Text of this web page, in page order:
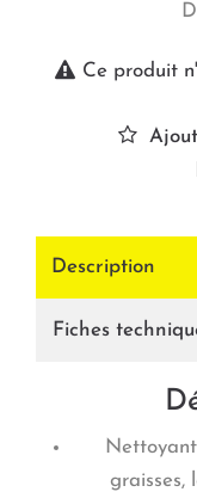
Ce produit
Description
Fiches
graisses,